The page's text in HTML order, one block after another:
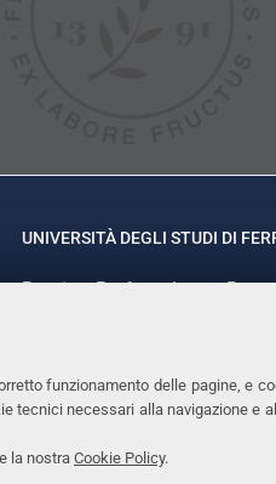
funzionamento delle pagine, e
tecnici necessari alla navigazione
la nostra Cookie Policy.
UNIVERSITÀ DEGLI STUDI DI
Rettrice: Prof.ssa Laura